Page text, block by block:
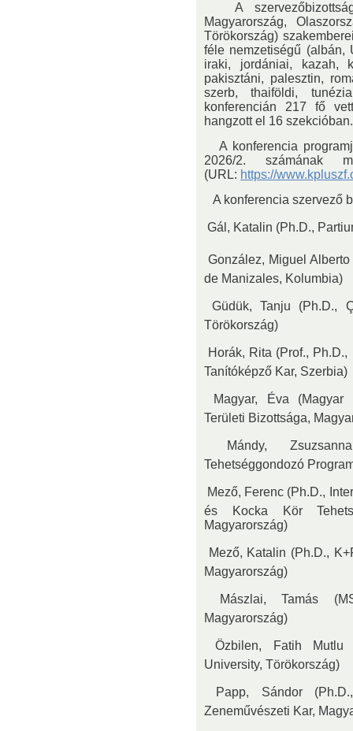
A szervezőbizottság
Magyarország,
Törökország)
féle nemzetiségű (albán,
iraki, jordániai, kazah,
pakisztáni, palesztin,
szerb, thaiföldi,
konferencián 217 fő
hangzott el 16 szekcióban.
A konferencia
2026/2. számának
(URL: https://
A konferencia szervező
 Gál, Katalin (Ph.D.,
 González, Miguel
de Manizales, Kolumbia)
 Güdük, Tanju (Ph.D.,
Törökország)
 Horák, Rita (Prof.,
Tanítóképző Kar, Szerbia)
 Magyar, Éva
Területi Bizottsága,
 Mándy,
Tehetséggondozó
 Mező, Ferenc (Ph.D.,
és Kocka Kör
Magyarország)
 Mező, Katalin (Ph.D.,
Magyarország)
 Mászlai, Tamás
Magyarország)
 Özbilen, Fatih
University, Törökország)
 Papp, Sándor
Zeneművészeti Kar,